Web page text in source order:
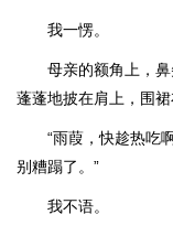
我一愣。
母亲的额角上，
蓬蓬地披在肩上，围
“雨葭，快趁热吃
别糟蹋了。”
我不语。